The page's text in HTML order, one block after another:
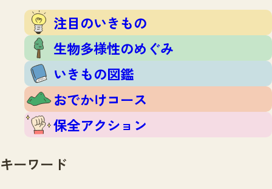
おでかけコース
保全アクション
調査レポートTOP
調査結果
ふくおかいきものマップ
マッチング
マッチングTOP
掲載申し込みフォーム
お問合せ
注目のいきもの
生物多様性のめぐみ
いきもの図鑑
おでかけコース
保全アクション
キーワード